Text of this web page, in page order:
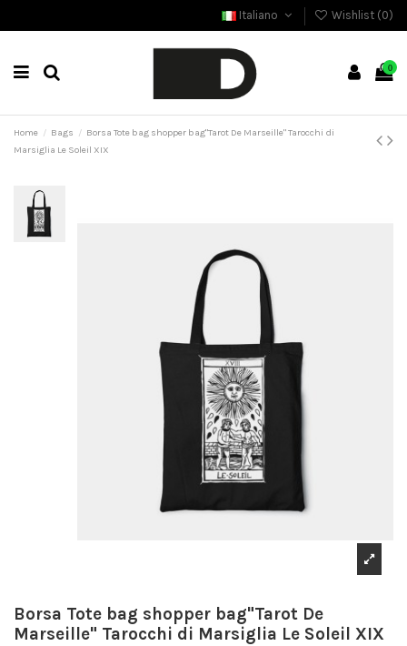
Italiano Wishlist (0)
0
Home Bags
Borsa Tote bag shopper bag"Tarot De Marseille" Tarocchi di
Marsiglia Le Soleil XIX
Borsa Tote bag shopper bag"Tarot De
Marseille" Tarocchi di Marsiglia Le Soleil XIX